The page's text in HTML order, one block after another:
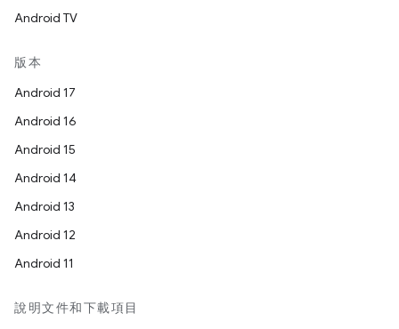
Android TV
版本
Android 17
Android 16
Android 15
Android 14
Android 13
Android 12
Android 11
說明文件和下載項目